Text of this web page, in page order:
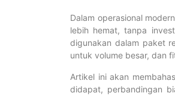
Dalam operasional
lebih hemat, tanpa
digunakan dalam paket
untuk volume besar, dan
Artikel ini akan
didapat, perbandingan